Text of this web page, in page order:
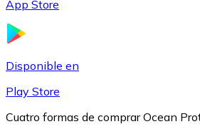
App Store
Disponible en
Play Store
Cuatro formas de comprar Ocean